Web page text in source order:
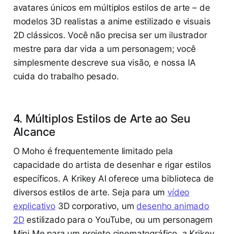
avatares únicos em múltiplos estilos de arte – de
modelos 3D realistas a anime estilizado e visuais
2D clássicos. Você não precisa ser um ilustrador
mestre para dar vida a um personagem; você
simplesmente descreve sua visão, e nossa IA
cuida do trabalho pesado.
4. Múltiplos Estilos de Arte ao Seu
Alcance
O Moho é frequentemente limitado pela
capacidade do artista de desenhar e rigar estilos
específicos. A Krikey AI oferece uma biblioteca de
diversos estilos de arte. Seja para umvídeo
explicativo3D corporativo, um desenho animado
2Destilizado para o YouTube, ou um personagem